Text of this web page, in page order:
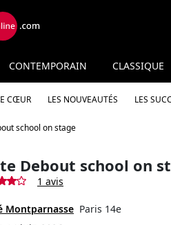
CONTEMPORAIN CLASSIQUE
CŒUR LES NOUVEAUTÉS LES
school on stage
Debout school on
1 avis
Montparnasse Paris 14e